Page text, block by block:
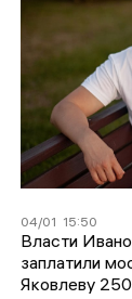
04/01 15:50
Власти
заплатили
Яковлеву